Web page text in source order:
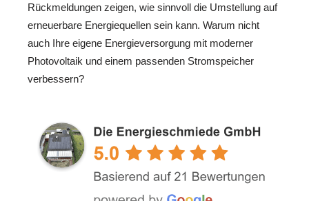
Rückmeldungen zeigen, wie sinnvoll die Umstellung auf
erneuerbare Energiequellen sein kann. Warum nicht
auch Ihre eigene Energieversorgung mit moderner
Photovoltaik und einem passenden Stromspeicher
verbessern?